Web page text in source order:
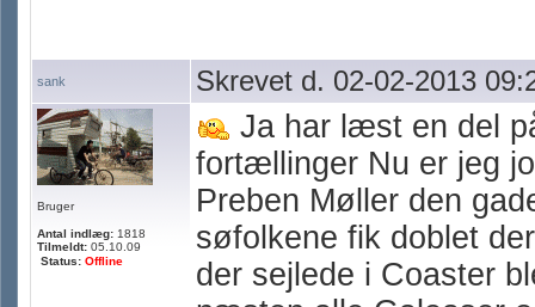
sank Skrevet d. 02-02-2013
Bruger
Antal indlæg: 1818
Tilmeldt: 05.10.09
Status: Offline
Ja har læst en del
fortællinger Nu er jeg
Preben Møller den
søfolkene fik doblet
der sejlede i Coaster